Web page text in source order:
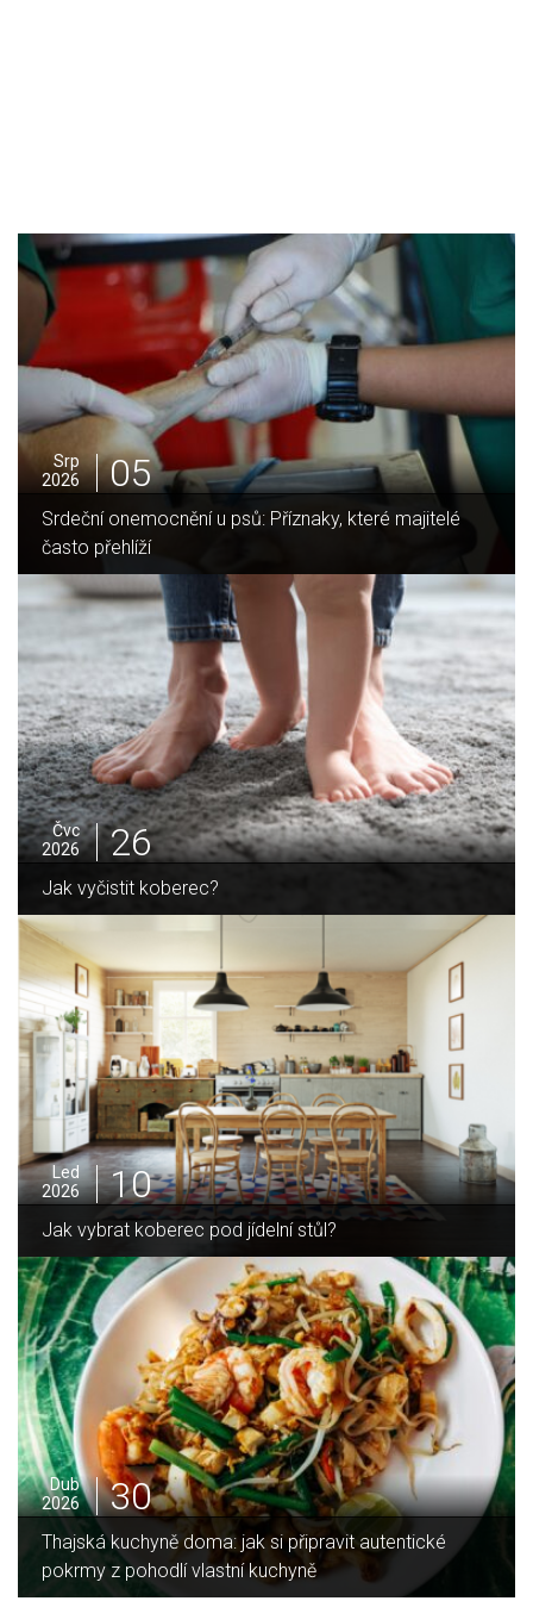
Srp
2026
05
Srdeční onemocnění u psů: Příznaky, které majitelé
často přehlíží
Čvc
2026
26
Jak vyčistit koberec?
Led
2026
10
Jak vybrat koberec pod jídelní stůl?
Dub
2026
30
Thajská kuchyně doma: jak si připravit autentické
pokrmy z pohodlí vlastní kuchyně